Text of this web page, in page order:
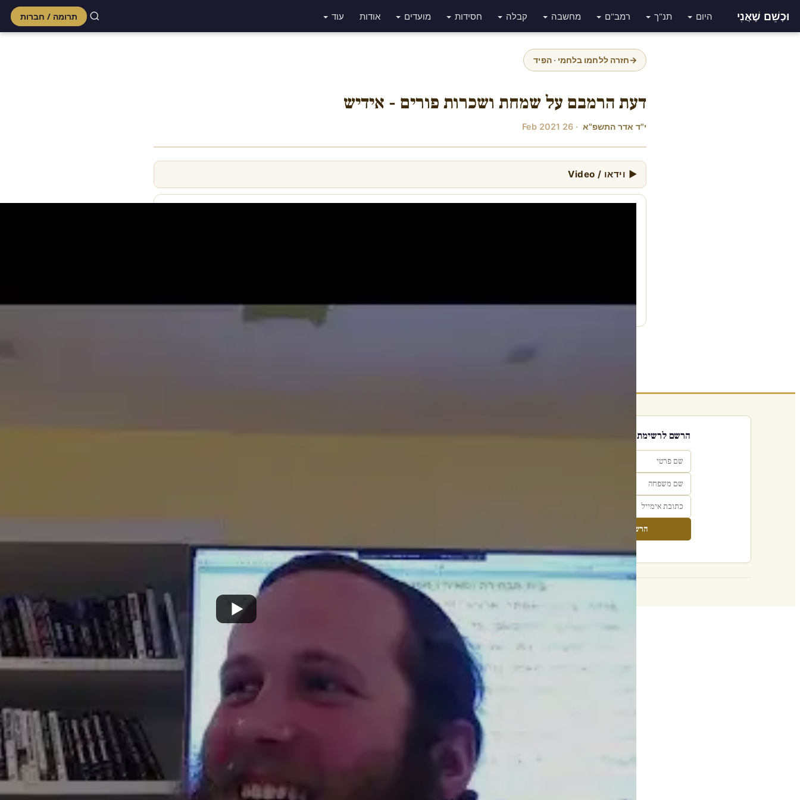
וּכְשֵׁם שֶׁאֲנִי היום תנ"ך רמב"ם מחשבה קבלה חסידות מועדים אודות עוד תרומה / חברות
→חזרה ללחמו בלחמי · הפיד
דעת הרמבם על שמחת ושכרות פורים - אידיש
י"ד אדר התשפ"א · 26 Feb 2021
▶ וידאו / Video
עמוד היוטיוב ↗
הרשם לרשימת אימייל שבועי
הרשם
© 2026 וּכְשֵׁם שֶׁאֲנִי